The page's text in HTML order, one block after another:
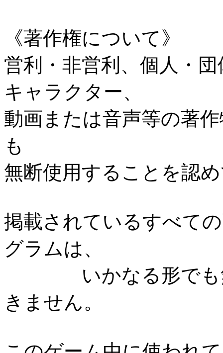
《著作権について》
営利・非営利、個人・
キャラクター、
動画または音声等の著
も
無断使用することを認
掲載されているすべて
グラムは、
いかなる形でも無
きません。